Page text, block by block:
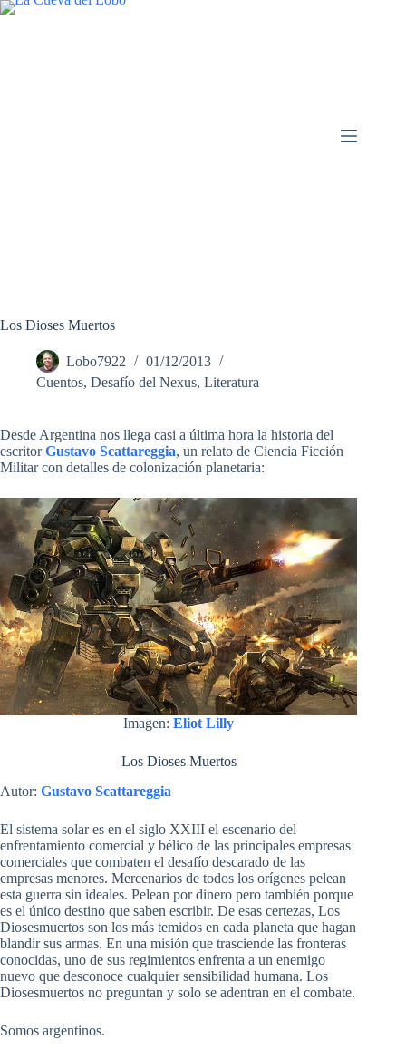
Saltar
Los Dioses Muertos
Lobo7922
01/12/2013
Cuentos, Desafío del Nexus, Literatura
Desde Argentina nos llega casi a última hora la historia del
escritorGustavo Scattareggia, un relato de Ciencia Ficción
Militar con detalles de colonización planetaria:
Imagen:Eliot Lilly
Los Dioses Muertos
Autor: Gustavo Scattareggia
El sistema solar es en el siglo XXIII el escenario del
enfrentamiento comercial y bélico de las principales empresas
comerciales que combaten el desafío descarado de las
empresas menores. Mercenarios de todos los orígenes pelean
esta guerra sin ideales. Pelean por dinero pero también porque
es el único destino que saben escribir. De esas certezas, Los
Diosesmuertos son los más temidos en cada planeta que hagan
blandir sus armas. En una misión que trasciende las fronteras
conocidas, uno de sus regimientos enfrenta a un enemigo
nuevo que desconoce cualquier sensibilidad humana. Los
Diosesmuertos no preguntan y solo se adentran en el combate.
Somos argentinos.